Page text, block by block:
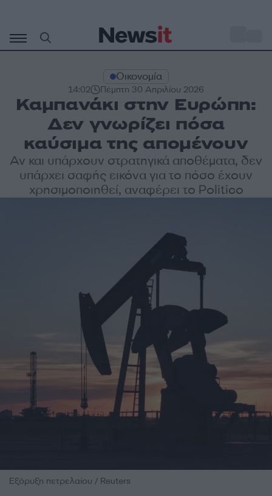
περιεχόμενο
Οικονομία
14:02 Πέμπτη 30 Απριλίου 2026
Καμπανάκι στην Ευρώπη:
Δεν γνωρίζει πόσα
καύσιμα της απομένουν
Αν και υπάρχουν στρατηγικά αποθέματα, δεν
υπάρχει σαφής εικόνα για το πόσο έχουν
χρησιμοποιηθεί, αναφέρει το Politico
Εξόρυξη πετρελαίου / Reuters